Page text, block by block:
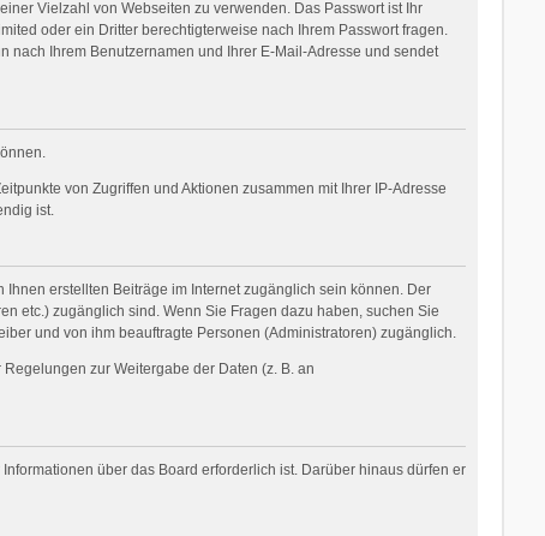
Vielzahl von Webseiten zu verwenden. Das Passwort ist Ihr
oder ein Dritter berechtigterweise nach Ihrem Passwort fragen.
nach Ihrem Benutzernamen und Ihrer E-Mail-Adresse und sendet
von Zugriffen und Aktionen zusammen mit Ihrer IP-Adresse
ist.
erstellten Beiträge im Internet zugänglich sein können. Der
etc.) zugänglich sind. Wenn Sie Fragen dazu haben, suchen Sie
und von ihm beauftragte Personen (Administratoren) zugänglich.
zur Weitergabe der Daten (z. B. an
über das Board erforderlich ist. Darüber hinaus dürfen er